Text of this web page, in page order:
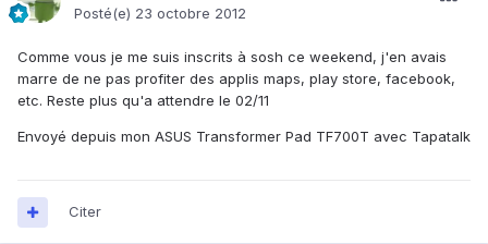
Posté(e) 23 octobre 2012
Comme vous je me suis inscrits à sosh ce weekend, j'en avais
marre de ne pas profiter des applis maps, play store, facebook,
etc. Reste plus qu'a attendre le 02/11
Envoyé depuis mon ASUS Transformer Pad TF700T avec Tapatalk
Citer